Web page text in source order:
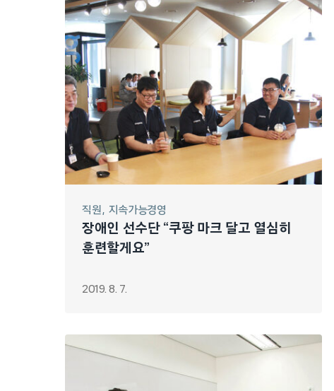
직원 지속가능경영
장애인 선수단 “쿠팡 마크 달고 열심히
훈련할게요”
2019. 8. 7.